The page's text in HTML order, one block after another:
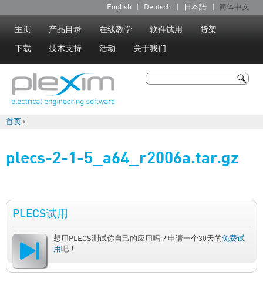
Jump to navigation
语
言
English Deutsch 日本語 简体中文
主页 产品目录 在线教学 软件试用 货架
下载 技术支持 活动 关于我们
搜索
首页 ›
plecs-2-1-5_a64_r2006a.tar.gz
PLECS试用
想用PLECS测试你自己的应用吗？申请一个30天的免费试
用吧！